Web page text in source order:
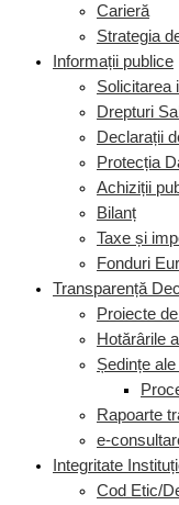
Carieră
Strategia
Informații publice
Solicitarea
Drepturi
Declarații
Protecția
Achiziții
Bilanț
Taxe și
Fonduri
Transparență
Proiecte
Hotărârile
Ședințe
Rapoarte
e-
Integritate
Cod Etic/